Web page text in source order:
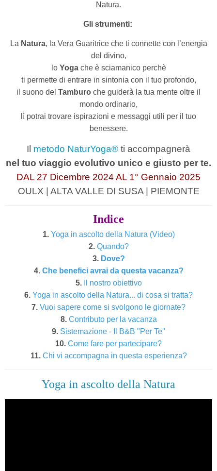
Natura.
Gli strumenti:
La Natura, la Vera Guaritrice che ti connette con l’energia
del divino,
loYogache è sciamanico perchè
ti permette di entrare in sintonia con il tuo profondo,
il suono del Tamburo che guiderà la tua mente oltre il
mondo ordinario,
lì potrai trovare ispirazioni e messaggi utili per il tuo
benessere.
Il metodo NaturYoga® ti accompagnerà
nel tuo viaggio evolutivo unico e giusto per te.
DAL 27 Dicembre 2024 AL 1° Gennaio 2025
OULX | ALTA VALLE DI SUSA | PIEMONTE
Indice
1. Yoga in ascolto della Natura (Video)
2. Quando?
3. Dove?
4. Che benefici avrai da questa vacanza?
5.
Il nostro obiettivo
6. Yoga in ascolto della Natura... di cosa si tratta?
7. Vuoi sapere come si svolgono le giornate?
8. Contributo per la vacanza
9. Sistemazione - Il B&B "Per Te"
10. Come fare per partecipare?
11. Chi vi accompagna in questa esperienza?
Yoga in ascolto della Natura